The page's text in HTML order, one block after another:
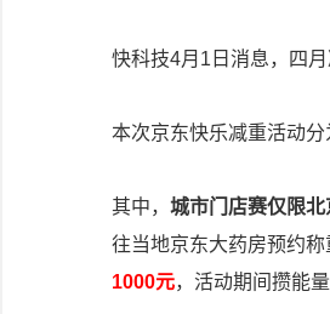
快科技4月1日消息，四
本次京东快乐减重活动
其中， 城市门店赛仅限
往当地京东大药房预约称
1000元，活动期间攒能